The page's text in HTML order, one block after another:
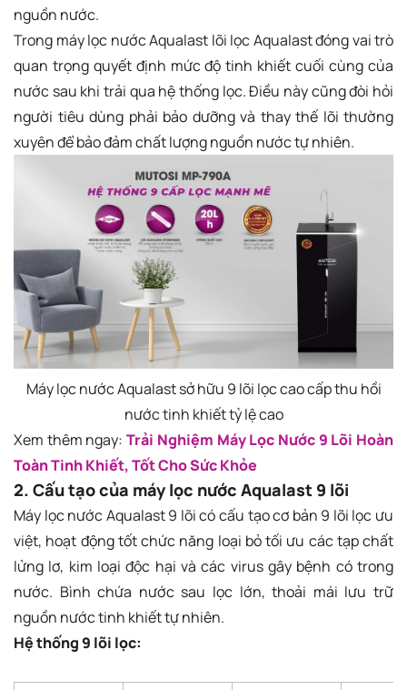
nguồn nước.
Trong máy lọc nước Aqualast lõi lọc Aqualast đóng vai trò
quan trọng quyết định mức độ tinh khiết cuối cùng của
nước sau khi trải qua hệ thống lọc. Điều này cũng đòi hỏi
người tiêu dùng phải bảo dưỡng và thay thế lõi thường
xuyên để bảo đảm chất lượng nguồn nước tự nhiên.
Máy lọc nước Aqualast sở hữu 9 lõi lọc cao cấp thu hồi
nước tinh khiết tỷ lệ cao
Xem thêm ngay:Trải Nghiệm Máy Lọc Nước 9 Lõi Hoàn
Toàn Tinh Khiết, Tốt Cho Sức Khỏe
2. Cấu tạo của máy lọc nước Aqualast 9 lõi
Máy lọc nước Aqualast 9 lõi có cấu tạo cơ bản 9 lõi lọc ưu
việt, hoạt động tốt chức năng loại bỏ tối ưu các tạp chất
lửng lơ, kim loại độc hại và các virus gây bệnh có trong
nước. Bình chứa nước sau lọc lớn, thoải mái lưu trữ
nguồn nước tinh khiết tự nhiên.
Hệ thống 9 lõi lọc: